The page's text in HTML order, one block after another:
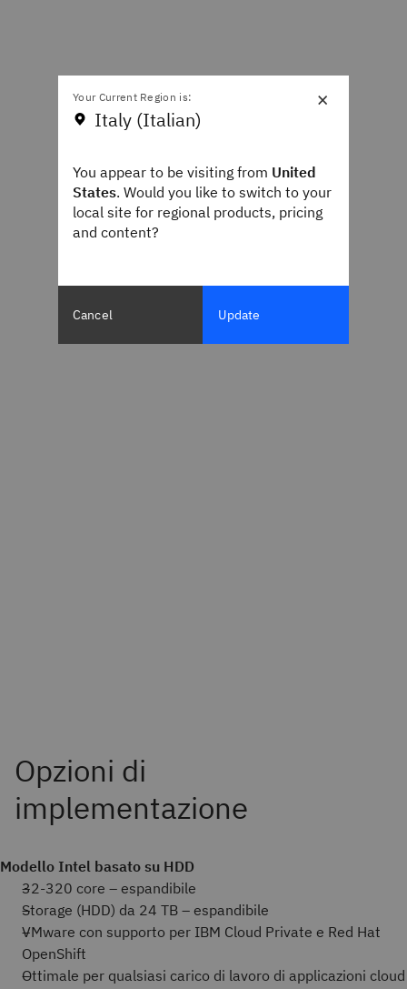
Modello Intel basato su HDD
32-320 core – espandibile
Storage (HDD) da 24 TB – espandibile
VMware con supporto per IBM Cloud Private e Red Hat
OpenShift
Ottimale per qualsiasi carico di lavoro di applicazioni cloud
×
Your Current Region is:
Italy (Italian)
You appear to be visiting from United
States. Would you like to switch to your
local site for regional products, pricing
and content?
Cancel Update